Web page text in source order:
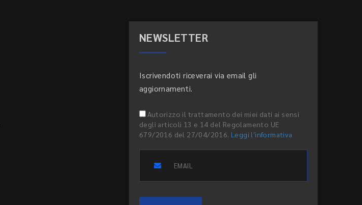
NEWSLETTER
Iscrivendoti riceverai via email gli
aggiornamenti.
Autorizzo il trattamento dei miei dati ai sensi
degli articoli 13 e 14 del Regolamento UE
679/2016 del 27/04/2016. Leggi l'informativa